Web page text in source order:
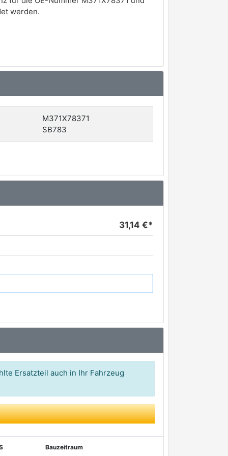
werden.
M371X78371
SB783
31,14 €*
Ersatzteil auch in Ihr Fahrzeug
Bauzeitraum